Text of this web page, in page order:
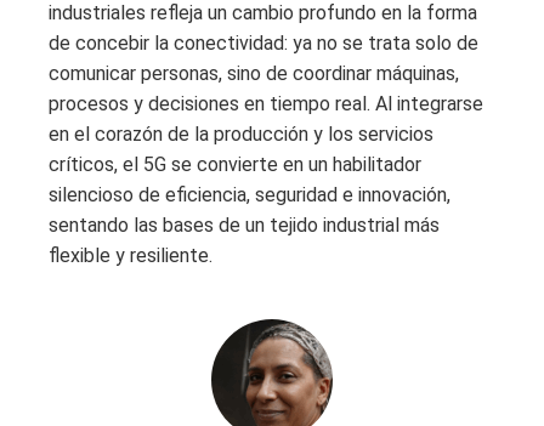
industriales refleja un cambio profundo en la forma
de concebir la conectividad: ya no se trata solo de
comunicar personas, sino de coordinar máquinas,
procesos y decisiones en tiempo real. Al integrarse
en el corazón de la producción y los servicios
críticos, el 5G se convierte en un habilitador
silencioso de eficiencia, seguridad e innovación,
sentando las bases de un tejido industrial más
flexible y resiliente.